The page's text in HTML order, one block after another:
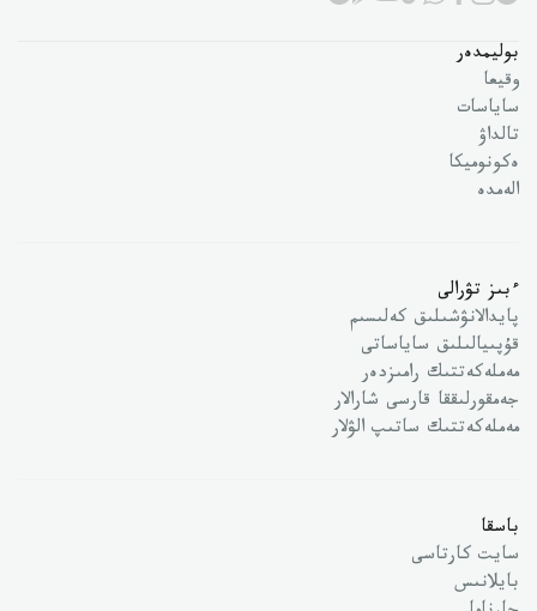
بوليمدەر
وقيعا
ساياسات
تالداۋ
ەكونوميكا
الەمدە
ءبىز تۋرالى
پايدالانۋشىلىق كەلىسىم
قۇپىيالىلىق ساياساتى
مەملەكەتتىك رامىزدەر
جەمقورلىققا قارسى شارالار
مەملەكەتتىك ساتىپ الۋلار
باسقا
سايت كارتاسى
بايلانىس